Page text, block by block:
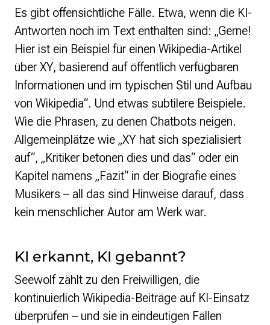
Es gibt offensichtliche Fälle. Etwa, wenn die KI-
Antworten noch im Text enthalten sind: „Gerne!
Hier ist ein Beispiel für einen Wikipedia-Artikel
über XY, basierend auf öffentlich verfügbaren
Informationen und im typischen Stil und Aufbau
von Wikipedia“. Und etwas subtilere Beispiele.
Wie die Phrasen, zu denen Chatbots neigen.
Allgemeinplätze wie „XY hat sich spezialisiert
auf“, „Kritiker betonen dies und das“ oder ein
Kapitel namens „Fazit“ in der Biografie eines
Musikers – all das sind Hinweise darauf, dass
kein menschlicher Autor am Werk war.
KI erkannt, KI gebannt?
Seewolf zählt zu den Freiwilligen, die
kontinuierlich Wikipedia-Beiträge auf KI-Einsatz
überprüfen – und sie in eindeutigen Fällen